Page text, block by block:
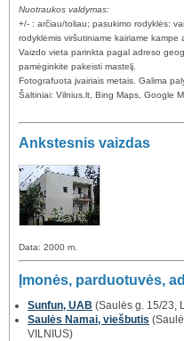
Nuotraukos valdymas:
+/- : arčiau/toliau; pasukimo rodyklės:
rodyklėmis viršutiniame kairiame kampe
Vaizdo vieta parinkta pagal adreso
pamėginkite pakeisti mastelį.
Fotografuota įvairiais metais. Galima
Šaltiniai: Vilnius.lt, Bing Maps, Google
Ankstesnis vaizdas
Data: 2000 m.
Įmonės, parduotuvės,
Sunfun, UAB (Saulės g. 15/23,
Saulės Namai, viešbutis
VILNIUS)